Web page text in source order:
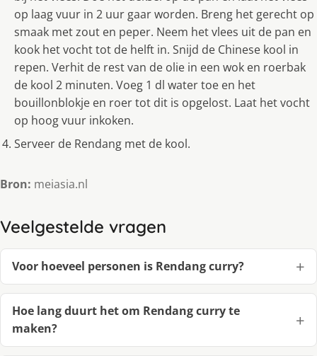
op laag vuur in 2 uur gaar worden. Breng het gerecht op
smaak met zout en peper. Neem het vlees uit de pan en
kook het vocht tot de helft in. Snijd de Chinese kool in
repen. Verhit de rest van de olie in een wok en roerbak
de kool 2 minuten. Voeg 1 dl water toe en het
bouillonblokje en roer tot dit is opgelost. Laat het vocht
op hoog vuur inkoken.
Serveer de Rendang met de kool.
Bron: meiasia.nl
Veelgestelde vragen
Voor hoeveel personen is Rendang curry?
Hoe lang duurt het om Rendang curry te
maken?